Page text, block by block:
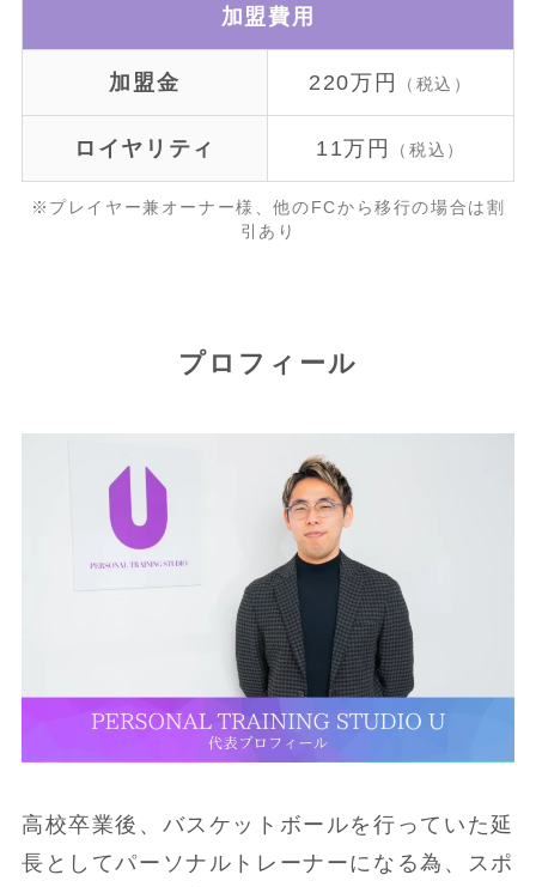
加盟費用
加盟金 220万円 （税込）
ロイヤリティ 11万円 （税込）
※プレイヤー兼オーナー様、他のFCから移行の場合は割
引あり
プロフィール
高校卒業後、バスケットボールを行っていた延
長としてパーソナルトレーナーになる為、スポ